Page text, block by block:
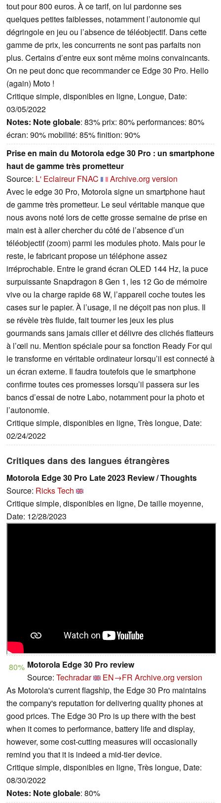
tout pour 800 euros. À ce tarif, on lui pardonne ses
quelques petites faiblesses, notamment l’autonomie qui
dégringole en jeu ou l’absence de téléobjectif. Dans cette
gamme de prix, les concurrents ne sont pas parfaits non
plus. Certains d’entre eux sont même moins convaincants.
On ne peut donc que recommander ce Edge 30 Pro. Hello
(again) Moto !
Critique simple, disponibles en ligne, Longue, Date:
03/05/2022
Notes: Note globale: 83% prix: 80% performances: 80%
écran: 90% mobilité: 85% finition: 90%
Prise en main du Motorola edge 30 Pro : un smartphone
haut de gamme très prometteur
Source: L' Eclaireur FNAC
Archive.org version
Avec le edge 30 Pro, Motorola signe un smartphone haut
de gamme très prometteur. Le seul véritable manque que
nous avons noté lors de cette grosse semaine de prise en
main est à aller chercher du côté de l’absence d’un
téléobjectif (zoom) parmi les modules photo. Mais pour le
reste, le fabricant propose un téléphone assez
irréprochable. Entre le grand écran OLED 144 Hz, la puce
surpuissante Snapdragon 8 Gen 1, les 12 Go de mémoire
vive ou la charge rapide 68 W, l’appareil coche toutes les
cases sur le papier. À l’usage, il ne déçoit pas non plus. Il
se révèle très fluide, fait tourner les jeux les plus
gourmands sans jamais ciller et délivre des clichés flatteurs
à l’œil nu. Mention spéciale pour sa fonction Ready For qui
le transforme en véritable ordinateur lorsqu’il est connecté à
un écran externe. Il faudra toutefois que le smartphone
confirme toutes ces promesses lorsqu’il passera sur les
bancs d’essai de notre Labo, notamment pour la photo et
l’autonomie.
Critique simple, disponibles en ligne, Très longue, Date:
02/24/2022
Critiques dans des langues étrangères
Motorola Edge 30 Pro Late 2023 Review / Thoughts
Source: Ricks Tech
Critique simple, disponibles en ligne, De taille moyenne,
Date: 12/28/2023
80% Motorola Edge 30 Pro review
Source: Techradar EN→FR Archive.org version
As Motorola's current flagship, the Edge 30 Pro maintains
the company's reputation for delivering quality phones at
good prices. The Edge 30 Pro is up there with the best
when it comes to performance, battery life and display,
however, some cost-cutting measures will occasionally
remind you that it is indeed a mid-tier device.
Critique simple, disponibles en ligne, Très longue, Date:
08/30/2022
Notes: Note globale: 80%